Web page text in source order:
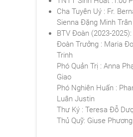
Cha Tuyên Uý : Fr.
Sienna Đặng Minh Trân
BTV Đoàn (2023-2025):
Đoàn Trưởng : Maria
Trinh
Phó Quản Trị : Anna
Giao
Phó Nghiên Huấn :
Luân Justin
Thư Ký : Teresa Đỗ
Thủ Quỹ: Giuse